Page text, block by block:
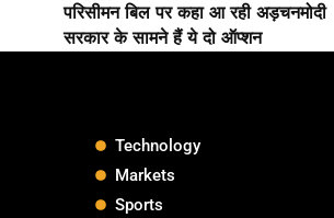
परिसीमन बिल पर कहा आ रही अड़चनमोदी
सरकार के सामने हैं ये दो ऑप्शन
Technology
Markets
Sports